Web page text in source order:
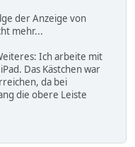
der Anzeige von
mehr...
Ich arbeite mit
Das Kästchen war
da bei
die obere Leiste